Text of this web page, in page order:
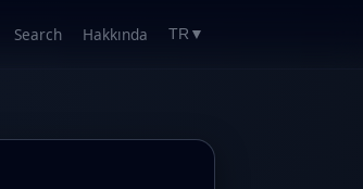
Search Hakkında TR ▼